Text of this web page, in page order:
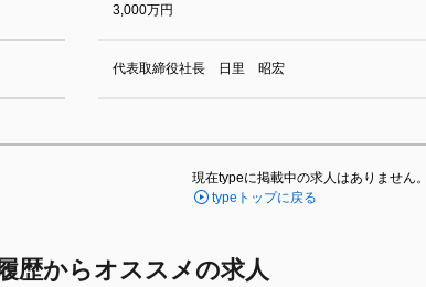
3,000万円
代表取締役社長 日里 昭宏
現在typeに掲載中の求人はありません。
typeトップに戻る
歴からオススメの求人